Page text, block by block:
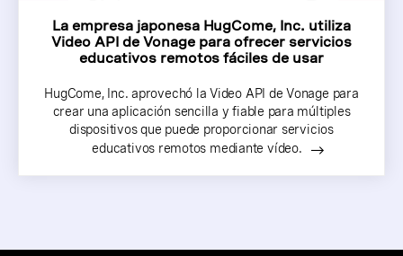
La empresa japonesa HugCome, Inc. utiliza
Video API de Vonage para ofrecer servicios
educativos remotos fáciles de usar
HugCome, Inc. aprovechó la Video API de Vonage para
crear una aplicación sencilla y fiable para múltiples
dispositivos que puede proporcionar servicios
educativos remotos mediante vídeo.